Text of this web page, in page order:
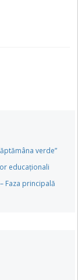
verde”
educaționali
Faza principală